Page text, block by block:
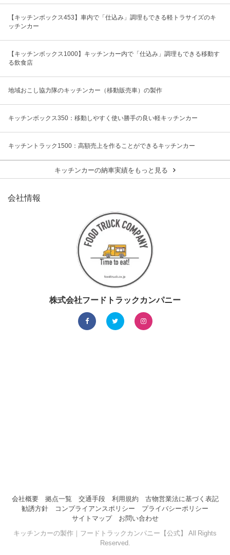
【キッチンボックス453】車内で「仕込み」調理もできる軽トラサイズのキ
ッチンカー
【キッチンボックス1000】キッチンカー内で「仕込み」調理もできる移動す
る飲食店
地域おこし協力隊のキッチンカー（移動販売車）の製作
キッチンボックス350：移動しやすく使い勝手の良い軽キッチンカー
キッチントラック1500：高額売上を作ることができるキッチンカー
キッチンカーの納車実績をもっと見る
会社情報
株式会社フードトラックカンパニー
会社概要 拠点一覧 交通手段 利用規約
古物営業法に基づく表記
勧誘方針
コンプライアンスポリシー
プライバシーポリシー
サイトマップ
お問い合わせ
キッチンカーの製作｜フードトラックカンパニー【公式】 All Rights
Reserved.